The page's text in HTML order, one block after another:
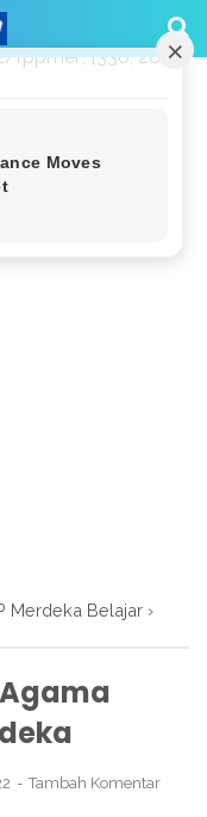
|| {cmd: []};
[336, 280],
Merdeka Belajar ›
Tambah Komentar